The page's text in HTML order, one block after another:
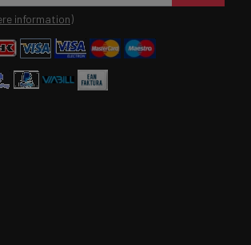
information)